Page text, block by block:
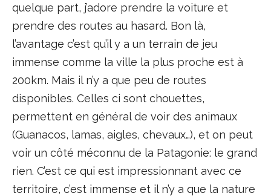
quelque part, j’adore prendre la voiture et
prendre des routes au hasard. Bon là,
l’avantage c’est qu’il y a un terrain de jeu
immense comme la ville la plus proche est à
200km. Mais il n’y a que peu de routes
disponibles. Celles ci sont chouettes,
permettent en général de voir des animaux
(Guanacos, lamas, aigles, chevaux…), et on peut
voir un côté méconnu de la Patagonie: le grand
rien. C’est ce qui est impressionnant avec ce
territoire, c’est immense et il n’y a que la nature